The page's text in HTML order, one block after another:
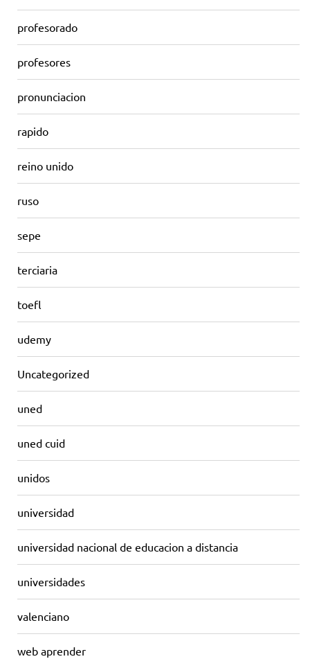
profesorado
profesores
pronunciacion
rapido
reino unido
ruso
sepe
terciaria
toefl
udemy
Uncategorized
uned
uned cuid
unidos
universidad
universidad nacional de educacion a distancia
universidades
valenciano
web aprender